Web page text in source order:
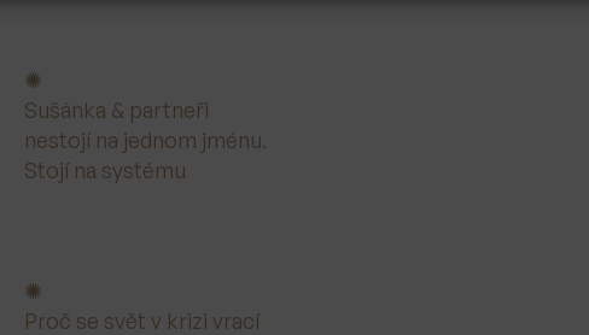
Sušánka & partneři
nestojí na jednom jménu.
Stojí na systému
Proč se svět v krizi vrací